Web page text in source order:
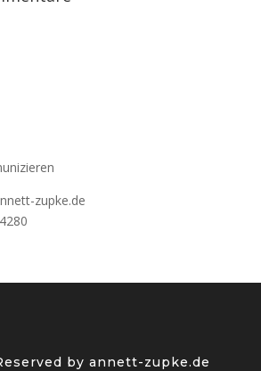
zupke.de
by annett-zupke.de